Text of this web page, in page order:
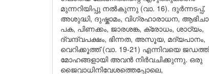
മുന്നറിയിപ്പു നൽകുന്നു (വാ. 16). ദുർന്നടപ്പ്,
അശുദ്ധി, ദുഷ്കാമം, വിഗ്രഹാരാധന,
പക, പിണക്കം, ജാരശങ്ക, ക്രോധം, ശാഠ്യം,
ദ്വന്ദ്വപക്ഷം, ഭിന്നത, അസൂയ, മദ്യപാനം,
വെറിക്കൂത്ത് (വാ. 19-21) എന്നിവയെ
മോഹങ്ങളായി അവൻ നിർവചിക്കുന്നു. ഒരു
ജൈവാധിനിവേശത്തെപ്പോലെ,